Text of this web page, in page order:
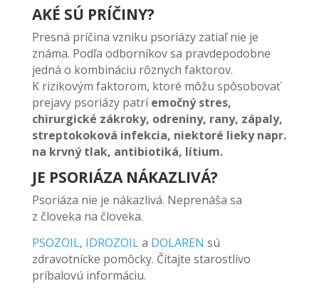
AKÉ SÚ PRÍČINY?
Presná príčina vzniku psoriázy zatiaľ nie je
známa. Podľa odborníkov sa pravdepodobne
jedná o kombináciu rôznych faktorov.
K rizikovým faktorom, ktoré môžu spôsobovať
prejavy psoriázy patríemočný stres,
chirurgické zákroky, odreniny, rany, zápaly,
streptokoková infekcia, niektoré lieky napr.
na krvný tlak, antibiotiká, lítium.
JE PSORIÁZA NÁKAZLIVÁ?
Psoriáza nie je nákazlivá. Neprenáša sa
z človeka na človeka.
PSOZOIL, IDROZOILa DOLAREN sú
zdravotnícke pomôcky. Čítajte starostlivo
príbalovú informáciu.